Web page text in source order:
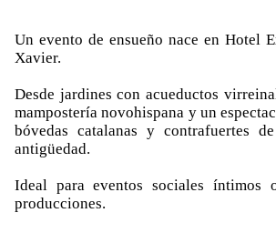
Un evento de ensueño nace en Hotel
Xavier.
Desde jardines con acueductos
mampostería novohispana y un
bóvedas catalanas y contrafuertes
antigüedad.
Ideal para eventos sociales íntimos
producciones.